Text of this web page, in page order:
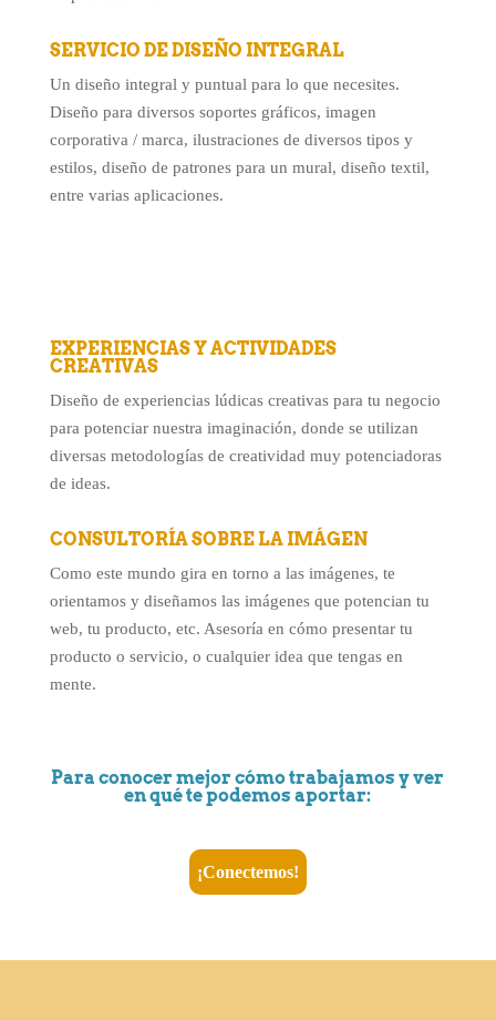
SERVICIO DE DISEÑO INTEGRAL
Un diseño integral y puntual para lo que necesites.
Diseño para diversos soportes gráficos, imagen
corporativa / marca, ilustraciones de diversos tipos y
estilos, diseño de patrones para un mural, diseño textil,
entre varias aplicaciones.
EXPERIENCIAS Y ACTIVIDADES
CREATIVAS
Diseño de experiencias lúdicas creativas para tu negocio
para potenciar nuestra imaginación, donde se utilizan
diversas metodologías de creatividad muy potenciadoras
de ideas.
CONSULTORÍA SOBRE LA IMÁGEN
Como este mundo gira en torno a las imágenes, te
orientamos y diseñamos las imágenes que potencian tu
web, tu producto, etc. Asesoría en cómo presentar tu
producto o servicio, o cualquier idea que tengas en
mente.
Para conocer mejor cómo trabajamos y ver
en qué te podemos aportar:
¡Conectemos!